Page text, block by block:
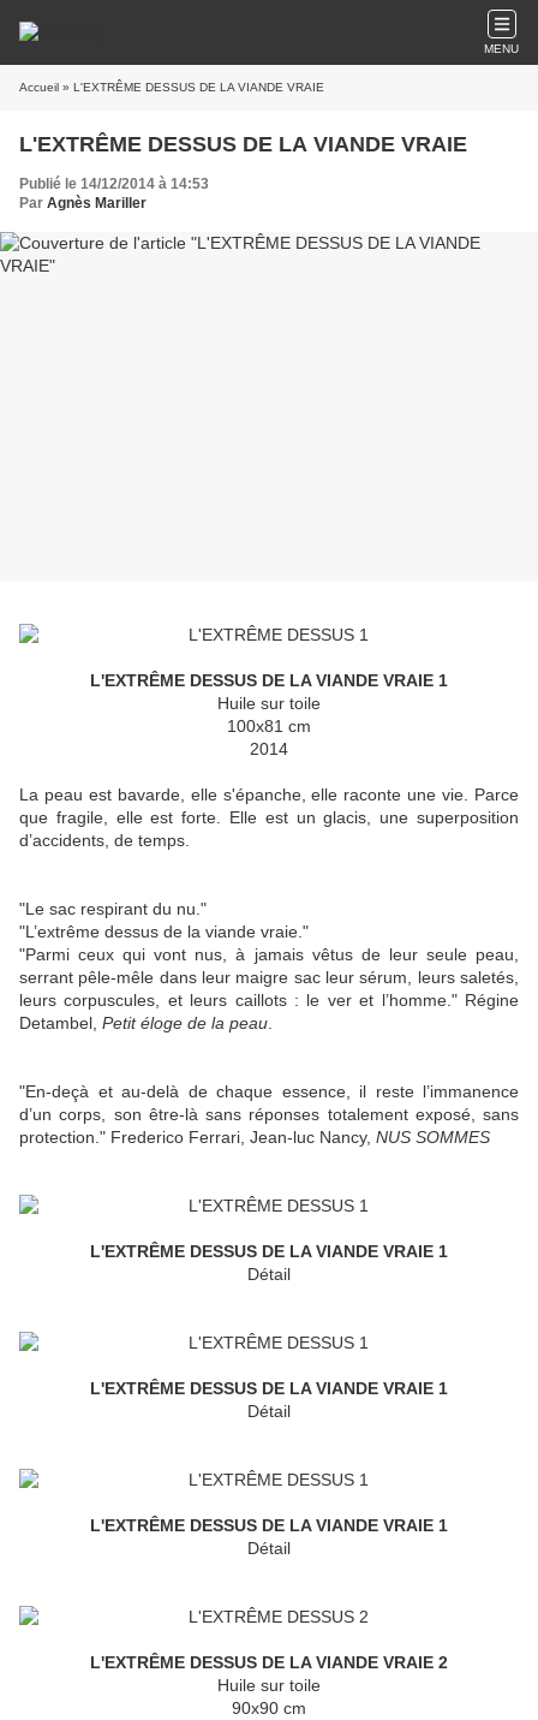
MENU
Accueil » L'EXTRÊME DESSUS DE LA VIANDE VRAIE
L'EXTRÊME DESSUS DE LA VIANDE VRAIE
Publié le 14/12/2014 à 14:53
Par Agnès Mariller
L'EXTRÊME DESSUS DE LA VIANDE VRAIE 1
Huile sur toile
100x81 cm
2014
La peau est bavarde, elle s'épanche, elle raconte une vie. Parce
que fragile, elle est forte. Elle est un glacis, une superposition
d’accidents, de temps.
"Le sac respirant du nu."
"L’extrême dessus de la viande vraie."
"Parmi ceux qui vont nus, à jamais vêtus de leur seule peau,
serrant pêle-mêle dans leur maigre sac leur sérum, leurs saletés,
leurs corpuscules, et leurs caillots : le ver et l’homme." Régine
Detambel, Petit éloge de la peau
"En-deçà et au-delà de chaque essence, il reste l’immanence
d’un corps, son être-là sans réponses totalement exposé, sans
protection." Frederico Ferrari, Jean-luc Nancy, NUS SOMMES
L'EXTRÊME DESSUS DE LA VIANDE VRAIE 1
Détail
L'EXTRÊME DESSUS DE LA VIANDE VRAIE 1
Détail
L'EXTRÊME DESSUS DE LA VIANDE VRAIE 1
Détail
L'EXTRÊME DESSUS DE LA VIANDE VRAIE 2
Huile sur toile
90x90 cm